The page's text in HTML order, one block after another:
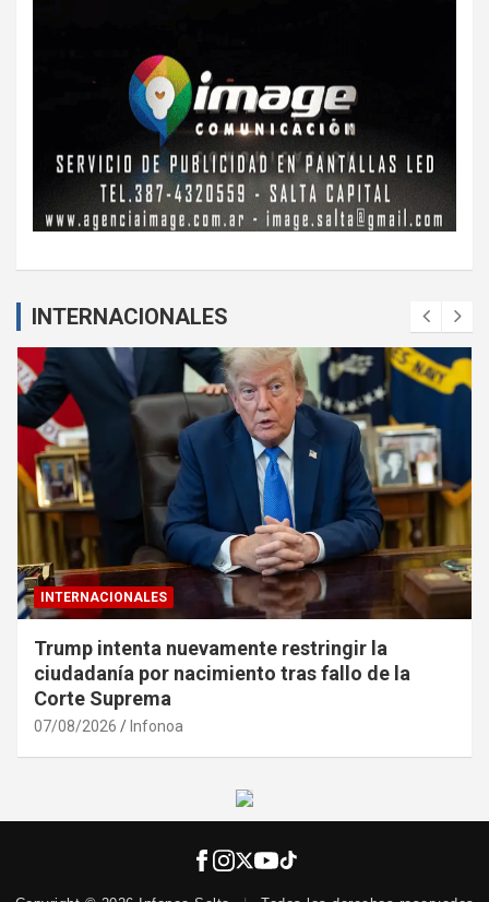
INTERNACIONALES
INTERNACIONALES
Trump intenta nuevamente restringir la
ciudadanía por nacimiento tras fallo de la
Corte Suprema
07/08/2026 Infonoa